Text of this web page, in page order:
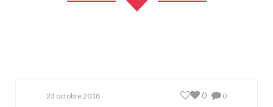
23 octobre 2018 0
0